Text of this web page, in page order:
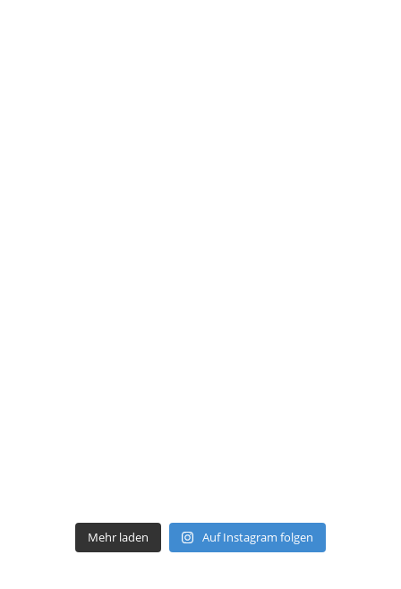
Mehr laden Auf Instagram folgen